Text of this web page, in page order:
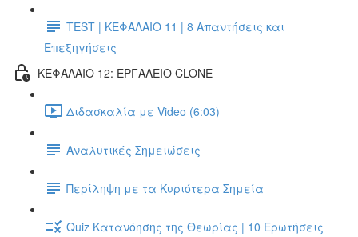
TEST | ΚΕΦΑΛΑΙΟ 11 | 8 Απαντήσεις και
Επεξηγήσεις
ΚΕΦΑΛΑΙΟ 12: ΕΡΓΑΛΕΙΟ CLONE
Διδασκαλία με Video (6:03)
Αναλυτικές Σημειώσεις
Περίληψη με τα Κυριότερα Σημεία
Quiz Κατανόησης της Θεωρίας | 10 Ερωτήσεις